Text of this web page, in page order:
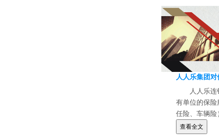
人人乐
有单位的保
任险、车辆
查看全文